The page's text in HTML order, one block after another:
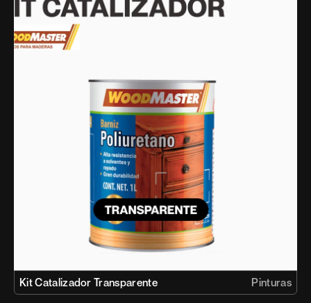
Kit Catalizador Transparente Pinturas